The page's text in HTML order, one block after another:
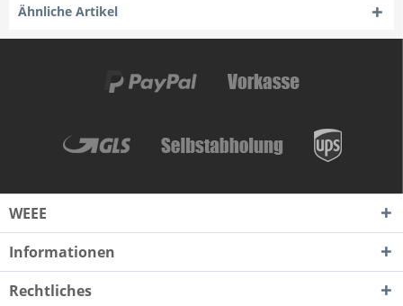
Ähnliche Artikel
WEEE
Informationen
Rechtliches